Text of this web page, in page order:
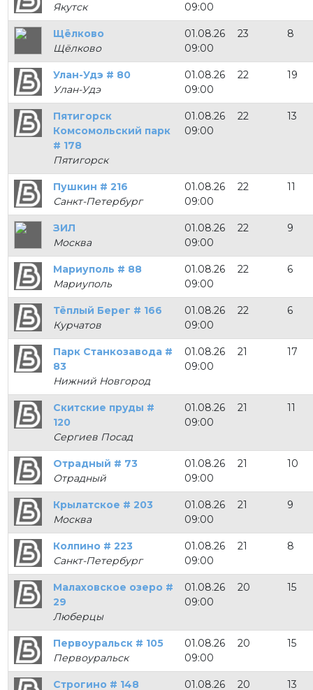
Якутск
09:00
Щёлково
Щёлково
01.08.26
09:00
23 8
Улан-Удэ # 80
Улан-Удэ
01.08.26
09:00
22 19
Пятигорск
Комсомольский парк
# 178
Пятигорск
01.08.26
09:00
22 13
Пушкин # 216
Санкт-Петербург
01.08.26
09:00
22 11
ЗИЛ
Москва
01.08.26
09:00
22 9
Мариуполь # 88
Мариуполь
01.08.26
09:00
22 6
Тёплый Берег # 166
Курчатов
01.08.26
09:00
22 6
Парк Станкозавода #
83
Нижний Новгород
01.08.26
09:00
21 17
Скитские пруды #
120
Сергиев Посад
01.08.26
09:00
21 11
Отрадный # 73
Отрадный
01.08.26
09:00
21 10
Крылатское # 203
Москва
01.08.26
09:00
21 9
Колпино # 223
Санкт-Петербург
01.08.26
09:00
21 8
Малаховское озеро #
29
Люберцы
01.08.26
09:00
20 15
Первоуральск # 105
Первоуральск
01.08.26
09:00
20 15
Строгино # 148 01.08.26 20 13